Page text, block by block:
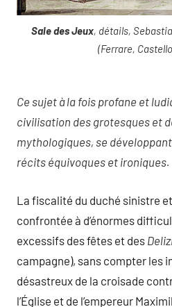
Sale des Jeux, détails,
(Ferrare,
Ce sujet à la fois profane et
civilisation des grotesques et
mythologiques, se
récits équivoques et ironiques.
La fiscalité du duché sinistre
confrontée à d’énormes
excessifs des fêtes et des
campagne), sans compter les
désastreux de la croisade
l’Église et de l’empereur